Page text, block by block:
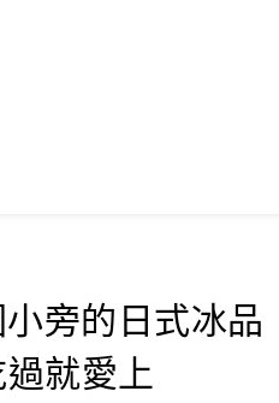
旁的日式冰品
就愛上